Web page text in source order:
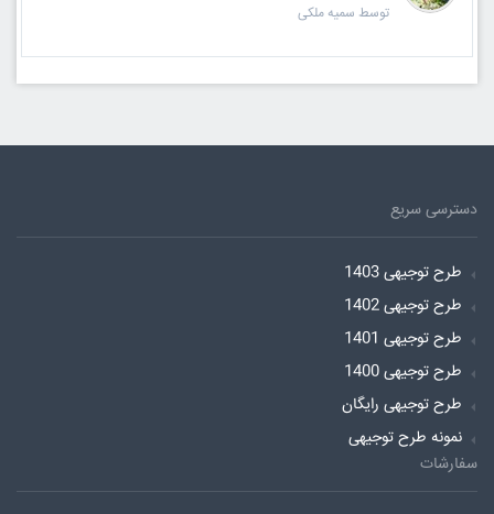
توسط سمیه ملکی
دسترسی سریع
طرح توجیهی 1403
طرح توجیهی 1402
طرح توجیهی 1401
طرح توجیهی 1400
طرح توجیهی رایگان
نمونه طرح توجیهی
سفارشات